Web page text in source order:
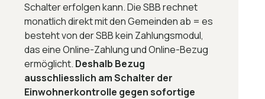
Schalter erfolgen kann. Die SBB rechnet
monatlich direkt mit den Gemeinden ab = es
besteht von der SBB kein Zahlungsmodul,
das eine Online-Zahlung und Online-Bezug
ermöglicht. Deshalb Bezug
ausschliesslich am Schalter der
Einwohnerkontrolle gegen sofortige